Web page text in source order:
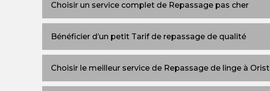
Choisir un service complet de Repassage pas cher
Bénéficier d’un petit Tarif de repassage de qualité
Choisir le meilleur service de Repassage de linge à Orist